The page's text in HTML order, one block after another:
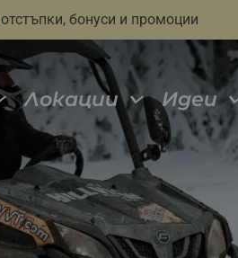
отстъпки, бонуси и промоции
Локации Идеи